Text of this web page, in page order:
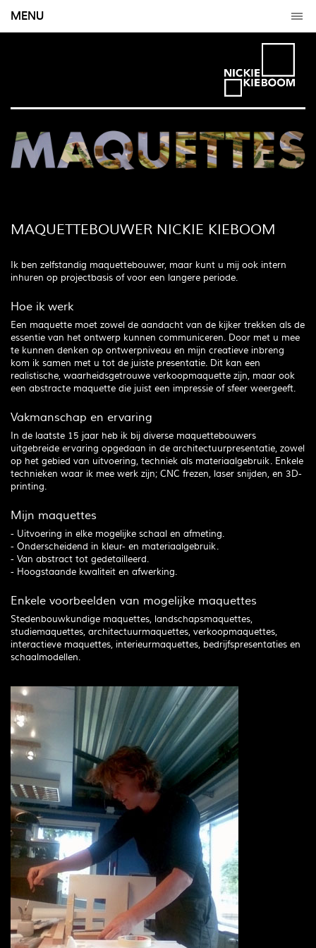
MENU
MAQUETTEBOUWER NICKIE KIEBOOM
Ik ben zelfstandig maquettebouwer, maar kunt u mij ook intern
inhuren op projectbasis of voor een langere periode.
Hoe ik werk
Een maquette moet zowel de aandacht van de kijker trekken als de
essentie van het ontwerp kunnen communiceren. Door met u mee
te kunnen denken op ontwerpniveau en mijn creatieve inbreng
kom ik samen met u tot de juiste presentatie. Dit kan een
realistische, waarheidsgetrouwe verkoopmaquette zijn, maar ook
een abstracte maquette die juist een impressie of sfeer weergeeft.
Vakmanschap en ervaring
In de laatste 15 jaar heb ik bij diverse maquettebouwers
uitgebreide ervaring opgedaan in de architectuurpresentatie, zowel
op het gebied van uitvoering, techniek als materiaalgebruik. Enkele
technieken waar ik mee werk zijn; CNC frezen, laser snijden, en 3D-
printing.
Mijn maquettes
- Uitvoering in elke mogelijke schaal en afmeting.
- Onderscheidend in kleur- en materiaalgebruik.
- Van abstract tot gedetailleerd.
- Hoogstaande kwaliteit en afwerking.
Enkele voorbeelden van mogelijke maquettes
Stedenbouwkundige maquettes, landschapsmaquettes,
studiemaquettes, architectuurmaquettes, verkoopmaquettes,
interactieve maquettes, interieurmaquettes, bedrijfspresentaties en
schaalmodellen.